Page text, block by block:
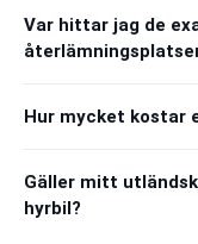
Var hittar jag de
Hur mycket kostar
Gäller mitt
hyrbil?